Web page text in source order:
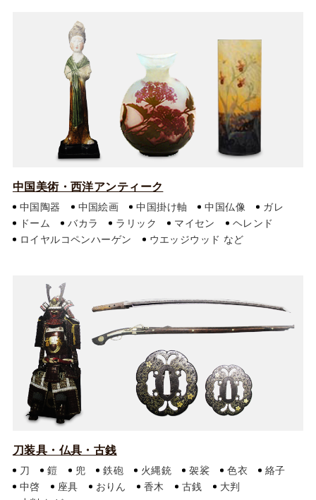
中国美術・西洋アンティーク
中国陶器 中国絵画 中国掛け軸 中国仏像
ガレ
ドーム
バカラ ラリック マイセン
ヘレンド
ロイヤルコペンハーゲン
ウエッジウッド
刀装具・仏具・古銭
刀 鎧 兜 鉄砲 火縄銃 袈裟 色衣
絡子
中啓
座具 おりん 香木 古銭
大判